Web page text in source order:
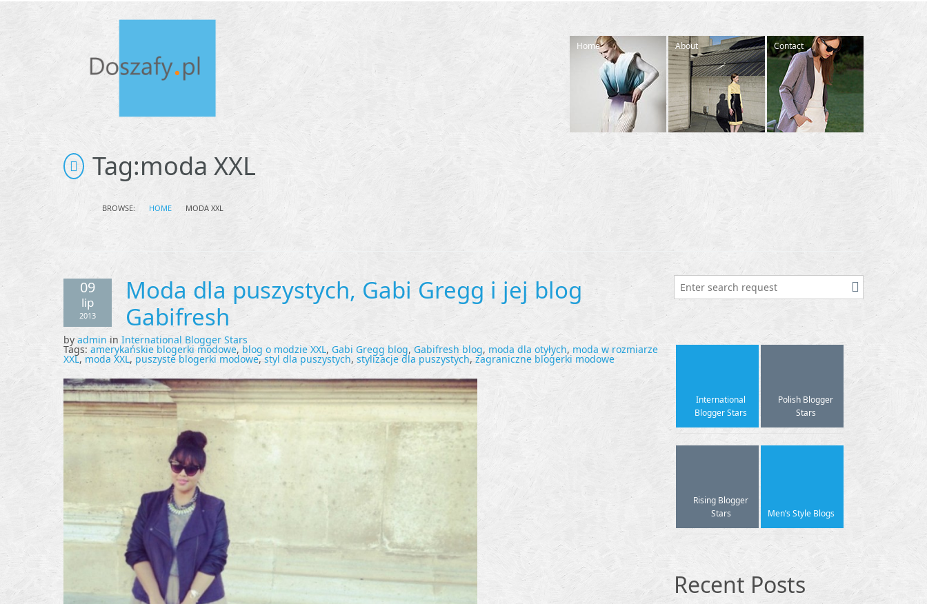
Home About Contact
Tag:moda XXL
BROWSE: HOME MODA XXL
09
lip
2013
Moda dla puszystych, Gabi Gregg i jej blog
Gabifresh
by admin in International Blogger Stars
Tags: amerykańskie blogerki modowe, blog o modzie XXL, Gabi Gregg blog, Gabifresh blog, moda dla otyłych, moda w rozmiarze
XXL, moda XXL, puszyste blogerki modowe, styl dla puszystych, stylizacje dla puszystych, zagraniczne blogerki modowe
International
Blogger Stars
Polish Blogger
Stars
Rising Blogger
Stars
Men’s Style Blogs
Recent Posts